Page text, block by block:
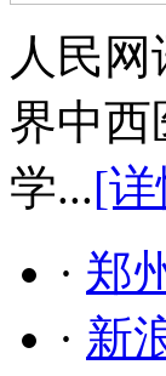
人民
界中西
学...[
· 郑
· 新